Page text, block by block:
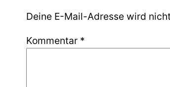
Deine E-Mail-Adresse wird
Kommentar *